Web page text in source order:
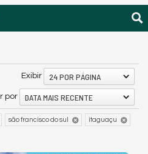
Exibir 24 POR PÁGINA
por DATA MAIS RECENTE
são francisco do sul itaguaçu